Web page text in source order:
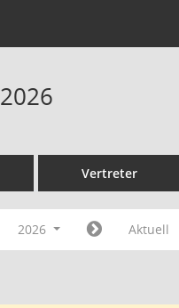
Vertreter
2026 Aktuell